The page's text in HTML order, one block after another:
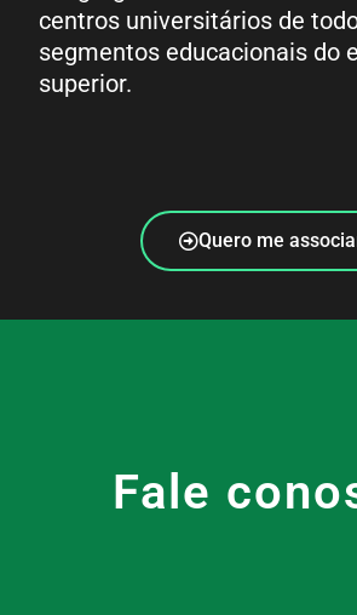
centros universitários de
segmentos educacionais do
superior.
Quero me
Fale